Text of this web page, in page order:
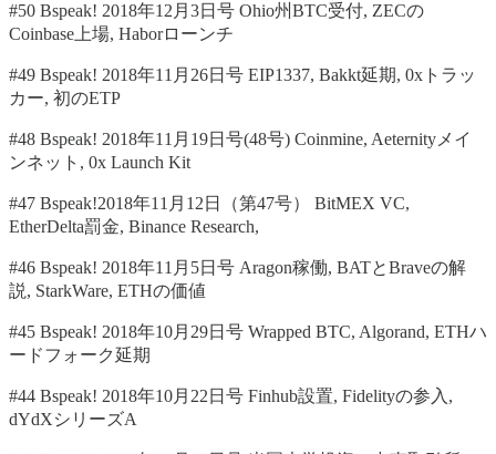
#50 Bspeak! 2018年12月3日号 Ohio州BTC受付, ZECの
Coinbase上場, Haborローンチ
#49 Bspeak! 2018年11月26日号 EIP1337, Bakkt延期, 0xトラッ
カー, 初のETP
#48 Bspeak! 2018年11月19日号(48号) Coinmine, Aeternityメイ
ンネット, 0x Launch Kit
#47 Bspeak!2018年11月12日（第47号） BitMEX VC,
EtherDelta罰金, Binance Research,
#46 Bspeak! 2018年11月5日号 Aragon稼働, BATとBraveの解
説, StarkWare, ETHの価値
#45 Bspeak! 2018年10月29日号 Wrapped BTC, Algorand, ETHハ
ードフォーク延期
#44 Bspeak! 2018年10月22日号 Finhub設置, Fidelityの参入,
dYdXシリーズA